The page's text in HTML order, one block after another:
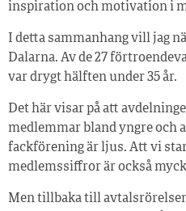
inspiration och motivation i
I detta sammanhang vill jag
Dalarna. Av de 27
var drygt hälften under 35 år.
Det här visar på att
medlemmar bland yngre och
fackförening är ljus. Att vi
medlemssiffror är också
Men tillbaka till